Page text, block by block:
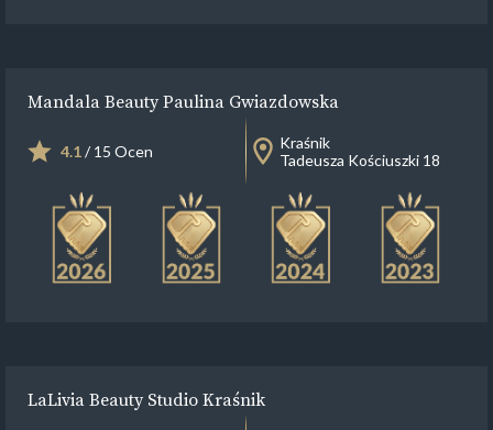
Mandala Beauty Paulina Gwiazdowska
4.1/ 15 Ocen
Kraśnik
Tadeusza Kościuszki 18
LaLivia Beauty Studio Kraśnik